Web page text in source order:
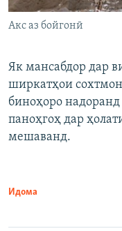
Акс аз бойгонӣ
Як мансабдор дар
ширкатҳои
биноҳоро
паноҳгоҳ дар
мешаванд.
Идома